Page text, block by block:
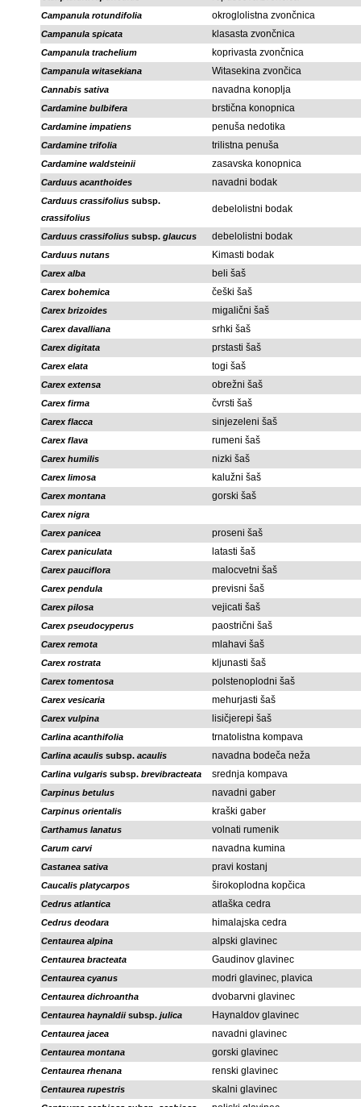
Campanula rotundifolia okroglolistna zvončnica
Campanula spicata klasasta zvončnica
Campanula trachelium koprivasta zvončnica
Campanula witasekiana Witasekina zvončica
Cannabis sativa navadna konoplja
Cardamine bulbifera brstična konopnica
Cardamine impatiens penuša nedotika
Cardamine trifolia trilistna penuša
Cardamine waldsteinii zasavska konopnica
Carduus acanthoides navadni bodak
Carduus crassifolius subsp.
crassifolius
debelolistni bodak
Carduus crassifolius subsp. glaucus debelolistni bodak
Carduus nutans Kimasti bodak
Carex alba beli šaš
Carex bohemica češki šaš
Carex brizoides migalični šaš
Carex davalliana srhki šaš
Carex digitata prstasti šaš
Carex elata togi šaš
Carex extensa obrežni šaš
Carex firma čvrsti šaš
Carex flacca sinjezeleni šaš
Carex flava rumeni šaš
Carex humilis nizki šaš
Carex limosa kalužni šaš
Carex montana gorski šaš
Carex nigra
Carex panicea
proseni šaš
Carex paniculata latasti šaš
Carex pauciflora malocvetni šaš
Carex pendula previsni šaš
Carex pilosa vejicati šaš
Carex pseudocyperus paostrični šaš
Carex remota mlahavi šaš
Carex rostrata kljunasti šaš
Carex tomentosa polstenoplodni šaš
Carex vesicaria mehurjasti šaš
Carex vulpina lisičjerepi šaš
Carlina acanthifolia trnatolistna kompava
Carlina acaulis subsp. acaulis navadna bodeča neža
Carlina vulgaris subsp. brevibracteata srednja kompava
Carpinus betulus navadni gaber
Carpinus orientalis kraški gaber
Carthamus lanatus volnati rumenik
Carum carvi navadna kumina
Castanea sativa pravi kostanj
Caucalis platycarpos širokoplodna kopčica
Cedrus atlantica atlaška cedra
Cedrus deodara himalajska cedra
Centaurea alpina alpski glavinec
Centaurea bracteata Gaudinov glavinec
Centaurea cyanus modri glavinec, plavica
Centaurea dichroantha dvobarvni glavinec
Centaurea haynaldiisubsp. julica Haynaldov glavinec
Centaurea jacea navadni glavinec
Centaurea montana gorski glavinec
Centaurea rhenana renski glavinec
Centaurea rupestris skalni glavinec